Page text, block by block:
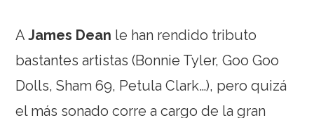
AJames Dean le han rendido tributo
bastantes artistas (Bonnie Tyler, Goo Goo
Dolls, Sham 69, Petula Clark…), pero quizá
el más sonado corre a cargo de la gran